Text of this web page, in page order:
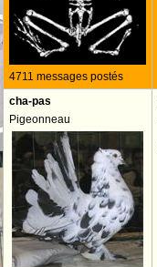
4711 messages postés
cha-pas
Pigeonneau